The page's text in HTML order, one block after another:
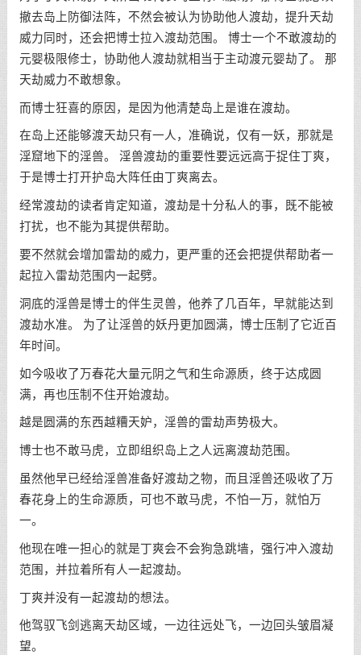
撤去岛上防御法阵，不然会被认为协助他人渡劫，提升天劫
威力同时，还会把博士拉入渡劫范围。 博士一个不敢渡劫的
元婴极限修士，协助他人渡劫就相当于主动渡元婴劫了。 那
天劫威力不敢想象。
而博士狂喜的原因，是因为他清楚岛上是谁在渡劫。
在岛上还能够渡天劫只有一人，准确说，仅有一妖，那就是
淫窟地下的淫兽。 淫兽渡劫的重要性要远远高于捉住丁爽，
于是博士打开护岛大阵任由丁爽离去。
经常渡劫的读者肯定知道，渡劫是十分私人的事，既不能被
打扰，也不能为其提供帮助。
要不然就会增加雷劫的威力，更严重的还会把提供帮助者一
起拉入雷劫范围内一起劈。
洞底的淫兽是博士的伴生灵兽，他养了几百年，早就能达到
渡劫水准。 为了让淫兽的妖丹更加圆满，博士压制了它近百
年时间。
如今吸收了万春花大量元阴之气和生命源质，终于达成圆
满，再也压制不住开始渡劫。
越是圆满的东西越糟天妒，淫兽的雷劫声势极大。
博士也不敢马虎，立即组织岛上之人远离渡劫范围。
虽然他早已经给淫兽准备好渡劫之物，而且淫兽还吸收了万
春花身上的生命源质，可也不敢马虎，不怕一万，就怕万
一。
他现在唯一担心的就是丁爽会不会狗急跳墙，强行冲入渡劫
范围，并拉着所有人一起渡劫。
丁爽并没有一起渡劫的想法。
他驾驭飞剑逃离天劫区域，一边往远处飞，一边回头皱眉凝
望。